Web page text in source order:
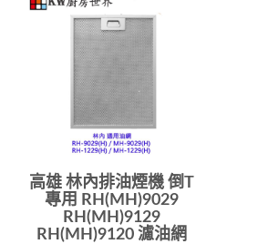
高雄 林內排油煙機 倒T
專用 RH(MH)9029
RH(MH)9129
RH(MH)9120 濾油網